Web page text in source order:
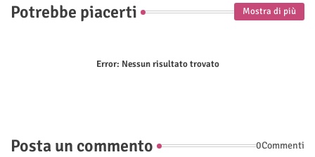
Potrebbe piacerti Mostra di più
Error: Nessun risultato trovato
Posta un commento 0Commenti